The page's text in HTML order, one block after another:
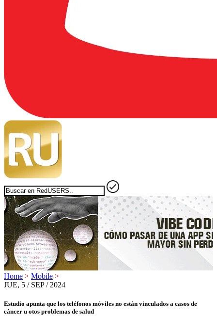
Home > Mobile >
JUE, 5 / SEP / 2024
Estudio apunta que los teléfonos móviles no están vinculados a casos de
cáncer u otos problemas de salud